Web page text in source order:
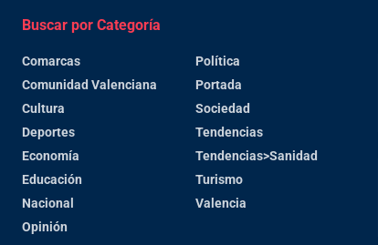
Buscar por Categoría
Comarcas
Comunidad Valenciana
Cultura
Deportes
Economía
Educación
Nacional
Opinión
Política
Portada
Sociedad
Tendencias
Tendencias>Sanidad
Turismo
Valencia